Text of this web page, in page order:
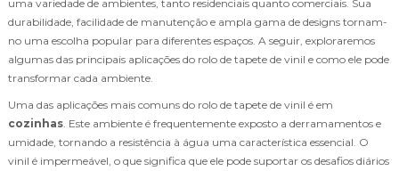
uma variedade de ambientes, tanto residenciais quanto comerciais. Sua
durabilidade, facilidade de manutenção e ampla gama de designs tornam-
no uma escolha popular para diferentes espaços. A seguir, exploraremos
algumas das principais aplicações do rolo de tapete de vinil e como ele pode
transformar cada ambiente.
Uma das aplicações mais comuns do rolo de tapete de vinil é em
cozinhas . Este ambiente é frequentemente exposto a derramamentos e
umidade, tornando a resistência à água uma característica essencial. O
vinil é impermeável, o que significa que ele pode suportar os desafios diários